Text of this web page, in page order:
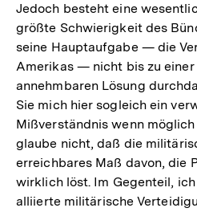
Jedoch besteht eine
größte Schwierigkeit des
seine Hauptaufgabe — die
Amerikas — nicht bis zu
annehmbaren Lösung
Sie mich hier sogleich ein
Mißverständnis wenn
glaube nicht, daß die
erreichbares Maß davon, die
wirklich löst. Im Gegenteil,
alliierte militärische